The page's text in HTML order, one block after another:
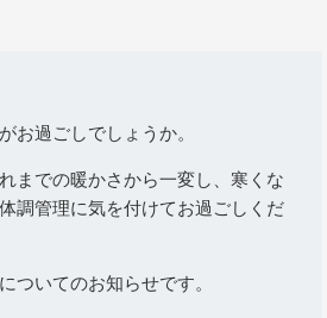
お過ごしでしょうか。
までの暖かさから一変し、寒くな
調管理に気を付けてお過ごしくだ
ついてのお知らせです。